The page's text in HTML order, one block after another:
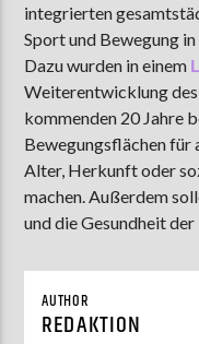
AKTUELLE SENDUNG
MOEBIUS
12:00 24:00
ZU HÖREN INMünster
integrierten
Sport und Bewegung
Dazu wurden in einem
Weiterentwicklung
kommenden 20 Jahre
Bewegungsflächen für
Alter, Herkunft oder
machen. Außerdem
und die Gesundheit
AUTHOR
REDAKTION